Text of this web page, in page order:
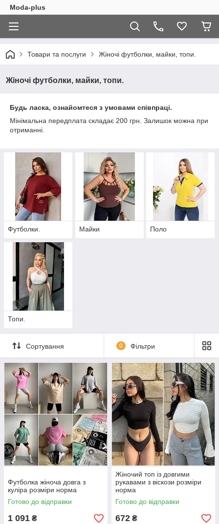
Moda-plus
Товари та послуги Жіночі футболки, майки, топи.
Жіночі футболки, майки, топи.
Будь ласка, ознайомтеся з умовами співпраці.
Мінімальна передплата складає 200 грн. Залишок можна при
отриманні.
Футболки. Майки Поло
Топи.
Сортування 0 Фільтри
Футболка жіноча довга з
куліра розміри норма
Готово до відправки
1 091 ₴
Жіночий топ із довгими
рукавами з віскози розміри
норма
Готово до відправки
672 ₴